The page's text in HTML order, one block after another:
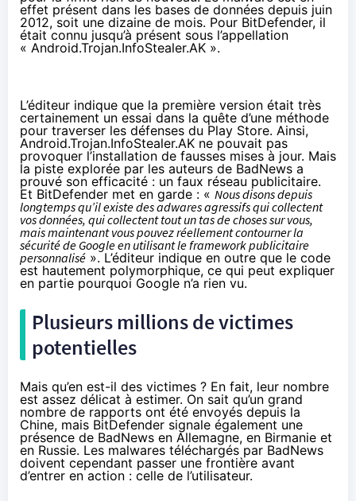
effet présent dans les bases de données depuis juin
2012, soit une dizaine de mois. Pour BitDefender, il
était connu jusqu’à présent sous l’appellation
« Android.Trojan.InfoStealer.AK ».
L’éditeur indique que la première version était très
certainement un essai dans la quête d’une méthode
pour traverser les défenses du Play Store. Ainsi,
Android.Trojan.InfoStealer.AK ne pouvait pas
provoquer l’installation de fausses mises à jour. Mais
la piste explorée par les auteurs de BadNews a
prouvé son efficacité : un faux réseau publicitaire.
Et BitDefender met en garde : « Nous disons depuis
longtemps qu’il existe des adwares agressifs qui collectent
vos données, qui collectent tout un tas de choses sur vous,
mais maintenant vous pouvez réellement contourner la
sécurité de Google en utilisant le framework publicitaire
personnalisé ». L’éditeur indique en outre que le code
est hautement polymorphique, ce qui peut expliquer
en partie pourquoi Google n’a rien vu.
Plusieurs millions de victimes
potentielles
Mais qu’en est-il des victimes ? En fait, leur nombre
est assez délicat à estimer. On sait qu’un grand
nombre de rapports ont été envoyés depuis la
Chine, mais BitDefender signale également une
présence de BadNews en Allemagne, en Birmanie et
en Russie. Les malwares téléchargés par BadNews
doivent cependant passer une frontière avant
d’entrer en action : celle de l’utilisateur.